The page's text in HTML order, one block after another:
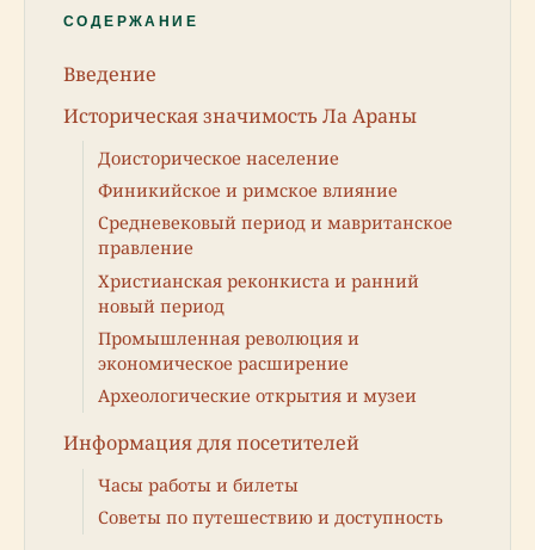
СОДЕРЖАНИЕ
Введение
Историческая значимость Ла Араны
Доисторическое население
Финикийское и римское влияние
Средневековый период и мавританское
правление
Христианская реконкиста и ранний
новый период
Промышленная революция и
экономическое расширение
Археологические открытия и музеи
Информация для посетителей
Часы работы и билеты
Советы по путешествию и доступность